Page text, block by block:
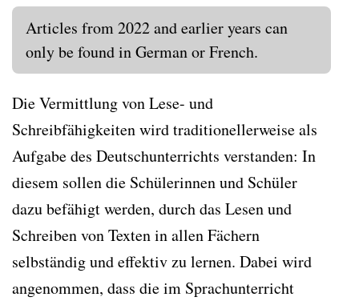
Articles from 2022 and earlier years can
only be found in German or French.
Die Vermittlung von Lese- und
Schreibfähigkeiten wird traditionellerweise als
Aufgabe des Deutschunterrichts verstanden: In
diesem sollen die Schülerinnen und Schüler
dazu befähigt werden, durch das Lesen und
Schreiben von Texten in allen Fächern
selbständig und effektiv zu lernen. Dabei wird
angenommen, dass die im Sprachunterricht